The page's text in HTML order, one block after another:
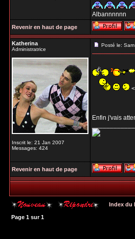
Albannnnnn
Revenir en haut de page
Katherina
Administratrice
Inscrit le: 21 Jan 2007
Messages: 424
Posté le:
Enfin j'vais
Revenir en haut de page
Index du
Page 1 sur1